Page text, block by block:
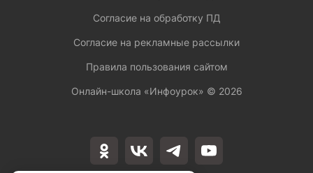
Согласие на обработку ПД
Согласие на рекламные рассылки
Правила пользования сайтом
Онлайн-школа «Инфоурок» © 2026